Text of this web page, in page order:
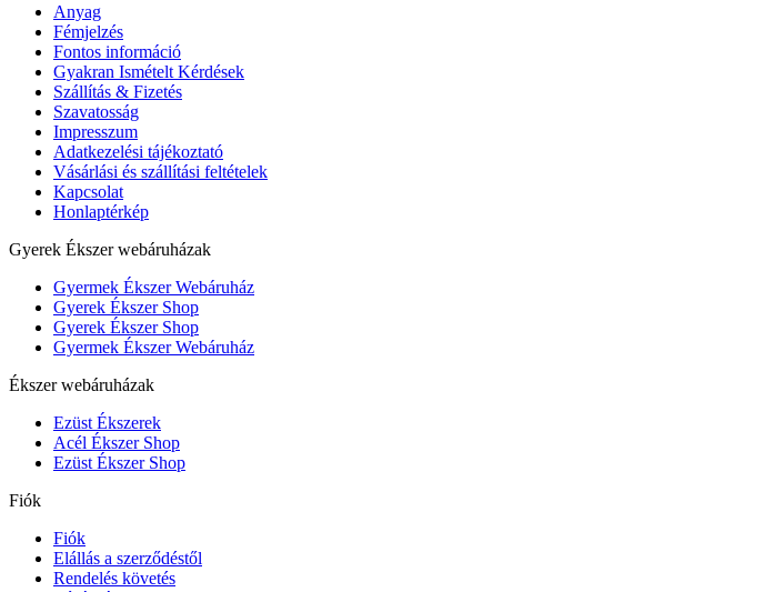
Anyag
Fémjelzés
Fontos információ
Gyakran Ismételt Kérdések
Szállítás & Fizetés
Szavatosság
Impresszum
Adatkezelési tájékoztató
Vásárlási és szállítási feltételek
Kapcsolat
Honlaptérkép
Gyerek Ékszer webáruházak
Gyermek Ékszer Webáruház
Gyerek Ékszer Shop
Gyerek Ékszer Shop
Gyermek Ékszer Webáruház
Ékszer webáruházak
Ezüst Ékszerek
Acél Ékszer Shop
Ezüst Ékszer Shop
Fiók
Fiók
Elállás a szerződéstől
Rendelés követés